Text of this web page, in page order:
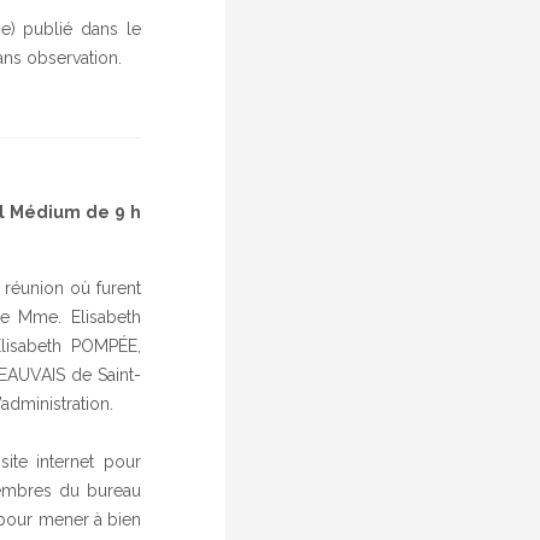
publié dans le
observation.
Médium de 9 h
réunion où furent
Mme. Elisabeth
POMPÉE,
de Saint-
internet pour
du bureau
mener à bien